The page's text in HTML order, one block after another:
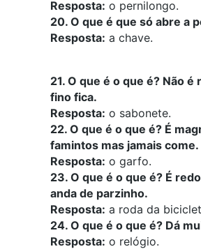
Resposta: o pernilongo.
20. O que é que só abre a
Resposta: a chave.
21. O que é o que é? Não
fino fica.
Resposta: o sabonete.
22. O que é o que é? É
famintos mas jamais come.
Resposta: o garfo.
23. O que é o que é? É
anda de parzinho.
Resposta: a roda da
24. O que é o que é? Dá
Resposta: o relógio.